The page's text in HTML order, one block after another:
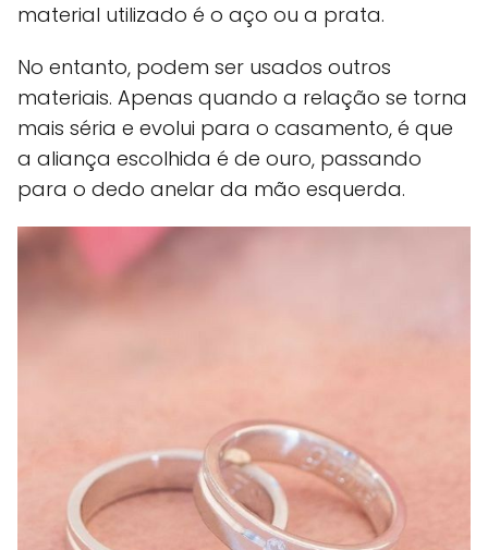
material utilizado é o aço ou a prata.
No entanto, podem ser usados outros
materiais. Apenas quando a relação se torna
mais séria e evolui para o casamento, é que
a aliança escolhida é de ouro, passando
para o dedo anelar da mão esquerda.